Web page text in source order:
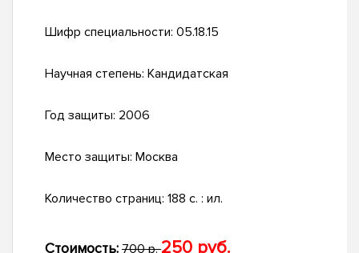
Шифр специальности: 05.18.15
Научная степень: Кандидатская
Год защиты: 2006
Место защиты: Москва
Количество страниц: 188 с. : ил.
Стоимость: 700 р.250 руб.